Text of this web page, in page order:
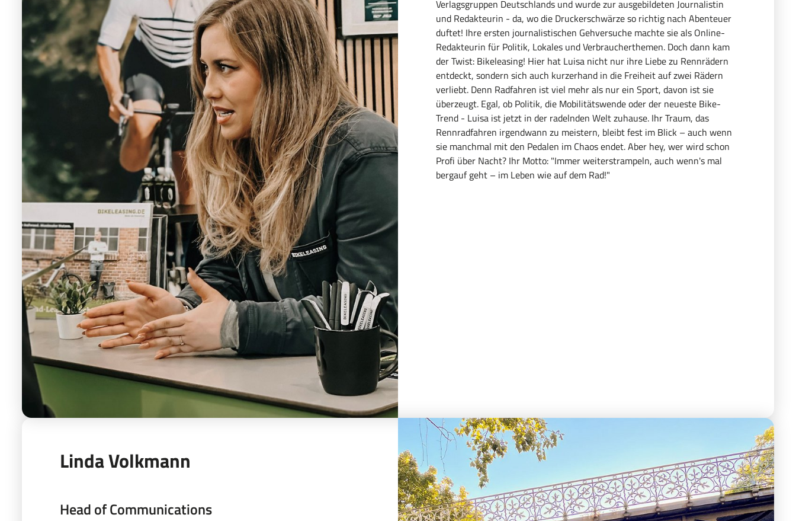
Verlagsgruppen Deutschlands und wurde zur ausgebildeten Journalistin
und Redakteurin - da, wo die Druckerschwärze so richtig nach Abenteuer
duftet! Ihre ersten journalistischen Gehversuche machte sie als Online-
Redakteurin für Politik, Lokales und Verbraucherthemen. Doch dann kam
der Twist: Bikeleasing! Hier hat Luisa nicht nur ihre Liebe zu Rennrädern
entdeckt, sondern sich auch kurzerhand in die Freiheit auf zwei Rädern
verliebt. Denn Radfahren ist viel mehr als nur ein Sport, davon ist sie
überzeugt. Egal, ob Politik, die Mobilitätswende oder der neueste Bike-
Trend - Luisa ist jetzt in der radelnden Welt zuhause. Ihr Traum, das
Rennradfahren irgendwann zu meistern, bleibt fest im Blick – auch wenn
sie manchmal mit den Pedalen im Chaos endet. Aber hey, wer wird schon
Profi über Nacht? Ihr Motto: "Immer weiterstrampeln, auch wenn's mal
bergauf geht – im Leben wie auf dem Rad!"
Linda Volkmann
Head of Communications